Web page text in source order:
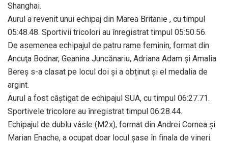
Shanghai.
Aurul a revenit unui echipaj din Marea Britanie , cu timpul
05:48.48. Sportivii tricolori au înregistrat timpul 05:50.56.
De asemenea echipajul de patru rame feminin, format din
Ancuţa Bodnar, Geanina Juncănariu, Adriana Adam şi Amalia
Bereş s-a clasat pe locul doi și a obținut și el medalia de
argint.
Aurul a fost câștigat de echipajul SUA, cu timpul 06:27.71.
Sportivele tricolore au înregistrat timpul 06:28.44.
Echipajul de dublu vâsle (M2x), format din Andrei Cornea şi
Marian Enache, a ocupat doar locul şase în finala de vineri.